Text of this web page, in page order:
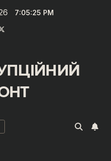
7:05:25 PM